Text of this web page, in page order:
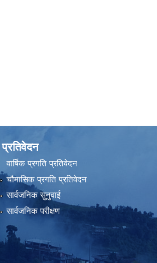
प्रतिवेदन
वार्षिक प्रगति प्रतिवेदन
चौमासिक प्रगति प्रतिवेदन
सार्वजनिक सुनुवाई
सार्वजनिक परीक्षण